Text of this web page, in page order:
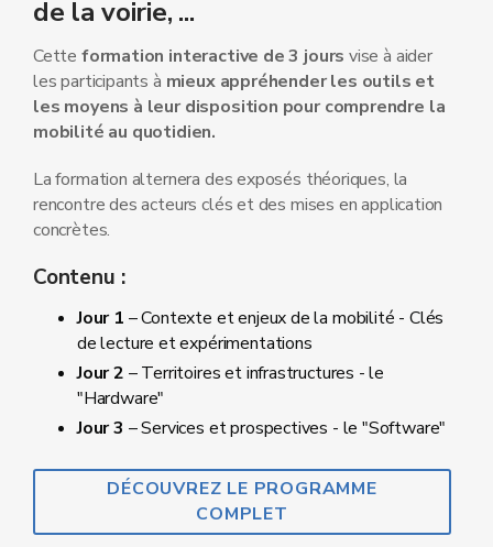
de la voirie, ...
Cette formation interactive de 3 jours vise à aider
les participants à mieux appréhender les outils et
les moyens à leur disposition pour comprendre la
mobilité au quotidien.
La formation alternera des exposés théoriques, la
rencontre des acteurs clés et des mises en application
concrètes.
Contenu :
Jour 1 – Contexte et enjeux de la mobilité - Clés
de lecture et expérimentations
Jour 2 – Territoires et infrastructures - le
"Hardware"
Jour 3 – Services et prospectives - le "Software"
DÉCOUVREZ LE PROGRAMME
COMPLET